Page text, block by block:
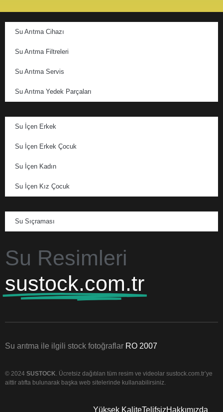
Su Arıtma Cihazı
Su Arıtma Filtreleri
Su Arıtma Servis
Su Arıtma Yedek Parçaları
Su İçen Erkek
Su İçen Erkek Çocuk
Su İçen Kadın
Su İçen Kız Çocuk
Su Sıçraması
Su Resimleri
sustock.com.tr
Su arıtma ile ilgili stock fotoğraflar RO 2007
© 2024 SUSTOCK. Ücretsiz dağıtılan tüm resim ve videolar sustock.com.tr’ye
aittir atıfta bulunarak başka web sitelerinde kullanabilirsiniz.
Yüksek KaliteTelifsizHakkımızda